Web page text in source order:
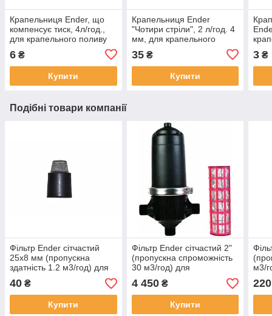
Крапельниця Ender, що
компенсує тиск, 4л/год.,
для крапельного поливу
6 ₴
Купити
Крапельниця Ender
"Чотири стріли", 2 л/год. 4
мм, для крапельного
35₴
Купити
3 ₴
Подібні товари компанії
Фільтр Ender сітчастий
25x8 мм (пропускна
здатність 1.2 м3/год) для
крапельного поливу
40 ₴
Купити
Фільтр Ender сітчастий 2"
(пропускна спроможність
30 м3/год) для
крапельного поливу
4 450₴
Купити
м3/
220